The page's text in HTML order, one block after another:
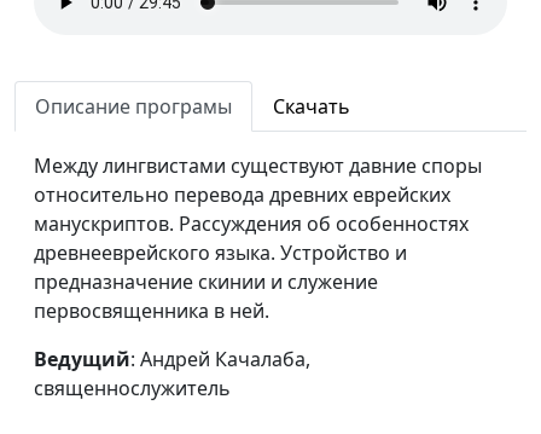
Описание програмы Скачать
Между лингвистами существуют давние споры
относительно перевода древних еврейских
манускриптов. Рассуждения об особенностях
древнееврейского языка. Устройство и
предназначение скинии и служение
первосвященника в ней.
Ведущий: Андрей Качалаба,
священнослужитель
Последнее время #121
Страдания не по плану
Андрей Качалаба,
Бесполезные святыни
Андрей Качалаба,
священнослужитель
#119
Сила Божьего слова
Андрей Качалаба,
священнослужитель
Я не грешу. Жизнь
христианина
священнослужитель
Когда кажется, что